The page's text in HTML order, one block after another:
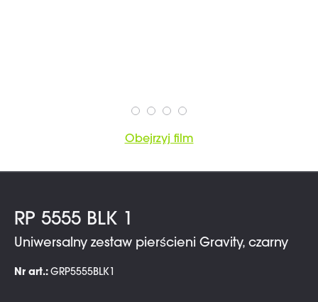
Obejrzyj film
RP 5555 BLK 1
Uniwersalny zestaw pierścieni Gravity, czarny
Nr art.: GRP5555BLK1